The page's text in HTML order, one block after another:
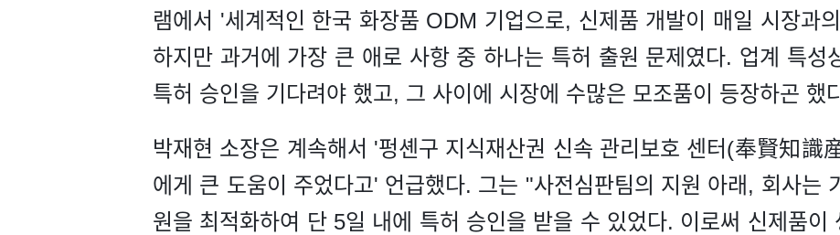
램에서 '세계적인 한국 화장품 ODM 기업으로, 신제품 개발이 매일 시장과
하지만 과거에 가장 큰 애로 사항 중 하나는 특허 출원 문제였다. 업계 특성
특허 승인을 기다려야 했고, 그 사이에 시장에 수많은 모조품이 등장하곤 했
박재현 소장은 계속해서 '펑셴구 지식재산권 신속 관리보호 센터(奉賢知識
에게 큰 도움이 주었다고' 언급했다. 그는 "사전심판팀의 지원 아래, 회사는
원을 최적화하여 단 5일 내에 특허 승인을 받을 수 있었다. 이로써 신제품이